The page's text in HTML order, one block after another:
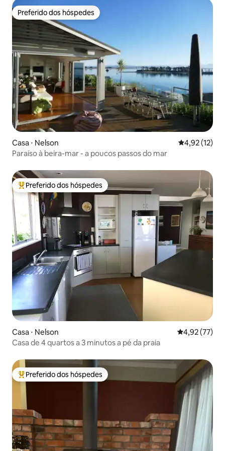
Preferido dos hóspedes
Preferido dos hóspedes
Casa ⋅ Nelson 4,92 de uma
4,92 (12)
Paraíso à beira-mar - a poucos passos do mar
Entre os melhores preferidos dos hóspedes
Preferido dos hóspedes
Casa ⋅ Nelson 4,92 de uma
4,92 (77)
Casa de 4 quartos a 3 minutos a pé da praia
Entre os melhores preferidos dos hóspedes
Preferido dos hóspedes